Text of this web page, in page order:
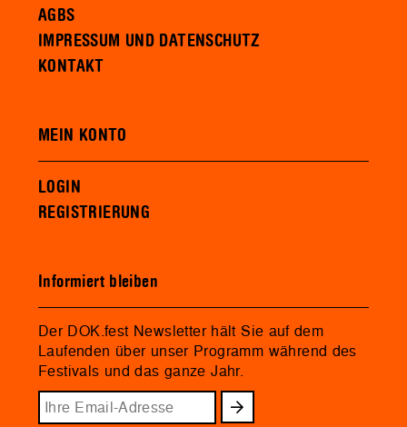
AGBS
IMPRESSUM UND DATENSCHUTZ
KONTAKT
MEIN KONTO
LOGIN
REGISTRIERUNG
Informiert bleiben
Der DOK.fest Newsletter hält Sie auf dem
Laufenden über unser Programm während des
Festivals und das ganze Jahr.